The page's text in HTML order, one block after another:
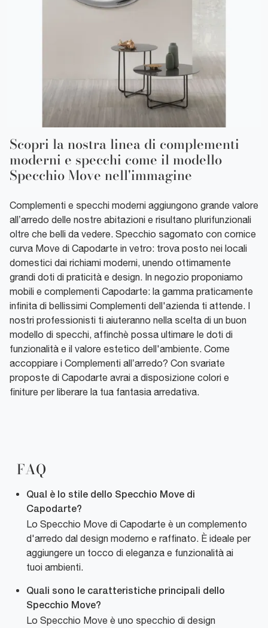
Scopri la nostra linea di complementi
moderni e specchi come il modello
Specchio Move nell'immagine
Complementi e specchi moderni aggiungono grande valore
all’arredo delle nostre abitazioni e risultano plurifunzionali
oltre che belli da vedere. Specchio sagomato con cornice
curva Move di Capodarte in vetro: trova posto nei locali
domestici dai richiami moderni, unendo ottimamente
grandi doti di praticità e design. In negozio proponiamo
mobili e complementi Capodarte: la gamma praticamente
infinita di bellissimi Complementi dell'azienda ti attende. I
nostri professionisti ti aiuteranno nella scelta di un buon
modello di specchi, affinchè possa ultimare le doti di
funzionalità e il valore estetico dell'ambiente. Come
accoppiare i Complementi all’arredo? Con svariate
proposte di Capodarte avrai a disposizione colori e
finiture per liberare la tua fantasia arredativa.
FAQ
Qual è lo stile dello Specchio Move di
Capodarte?
Lo Specchio Move di Capodarte è un complemento
d'arredo dal design moderno e raffinato. È ideale per
aggiungere un tocco di eleganza e funzionalità ai
tuoi ambienti.
Quali sono le caratteristiche principali dello
Specchio Move?
Lo Specchio Move è uno specchio di design